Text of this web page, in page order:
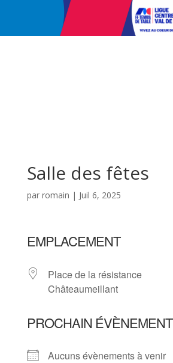
Salle des fêtes
par romain | Juil 6, 2025
EMPLACEMENT
Place de la résistance
Châteaumeillant
PROCHAIN ÉVÈNEMENT
Aucuns évènements à venir